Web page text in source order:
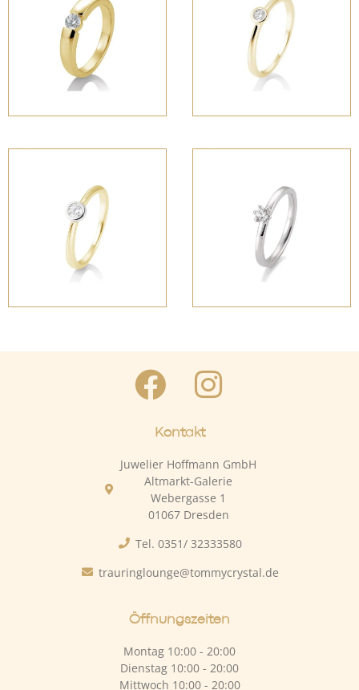
Kontakt
Juwelier Hoffmann GmbH
Altmarkt-Galerie
Webergasse 1
01067 Dresden
Tel. 0351/ 32333580
trauringlounge@tommycrystal.de
Öffnungszeiten
Montag 10:00 - 20:00
Dienstag 10:00 - 20:00
Mittwoch 10:00 - 20:00